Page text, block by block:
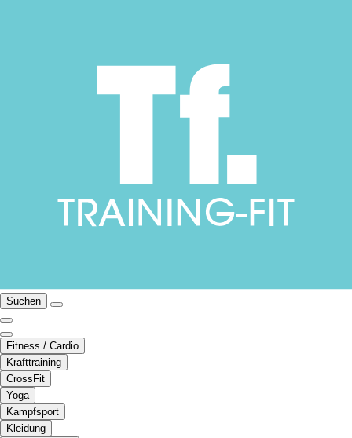
Suchen
Fitness / Cardio
Krafttraining
CrossFit
Yoga
Kampfsport
Kleidung